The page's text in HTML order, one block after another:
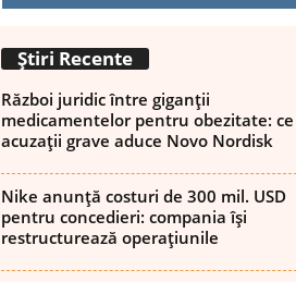
Știri Recente
Război juridic între giganții
medicamentelor pentru obezitate: ce
acuzații grave aduce Novo Nordisk
Nike anunță costuri de 300 mil. USD
pentru concedieri: compania își
restructurează operațiunile